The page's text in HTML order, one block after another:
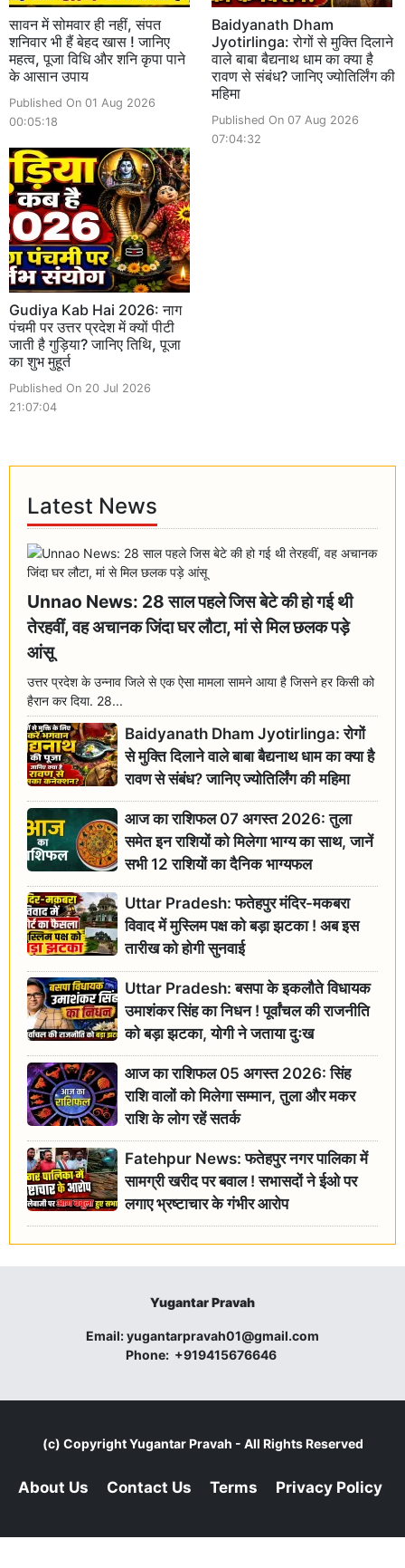
सावन में सोमवार ही नहीं, संपत
शनिवार भी हैं बेहद खास ! जानिए
महत्व, पूजा विधि और शनि कृपा पाने
के आसान उपाय
Published On 01 Aug 2026
00:05:18
Baidyanath Dham
Jyotirlinga: रोगों से मुक्ति दिलाने
वाले बाबा बैद्यनाथ धाम का क्या है
रावण से संबंध? जानिए ज्योतिर्लिंग की
महिमा
Published On 07 Aug 2026
07:04:32
Gudiya Kab Hai 2026: नाग
पंचमी पर उत्तर प्रदेश में क्यों पीटी
जाती है गुड़िया? जानिए तिथि, पूजा
का शुभ मुहूर्त
Published On 20 Jul 2026
21:07:04
Latest News
Unnao News: 28 साल पहले जिस बेटे की हो गई थी
तेरहवीं, वह अचानक जिंदा घर लौटा, मां से मिल छलक पड़े
आंसू
उत्तर प्रदेश के उन्नाव जिले से एक ऐसा मामला सामने आया है जिसने हर किसी को
हैरान कर दिया. 28...
Baidyanath Dham Jyotirlinga: रोगों
से मुक्ति दिलाने वाले बाबा बैद्यनाथ धाम का क्या है
रावण से संबंध? जानिए ज्योतिर्लिंग की महिमा
आज का राशिफल 07 अगस्त 2026: तुला
समेत इन राशियों को मिलेगा भाग्य का साथ, जानें
सभी 12 राशियों का दैनिक भाग्यफल
Uttar Pradesh: फतेहपुर मंदिर-मकबरा
विवाद में मुस्लिम पक्ष को बड़ा झटका ! अब इस
तारीख को होगी सुनवाई
Uttar Pradesh: बसपा के इकलौते विधायक
उमाशंकर सिंह का निधन ! पूर्वांचल की राजनीति
को बड़ा झटका, योगी ने जताया दुःख
आज का राशिफल 05 अगस्त 2026: सिंह
राशि वालों को मिलेगा सम्मान, तुला और मकर
राशि के लोग रहें सतर्क
Fatehpur News: फतेहपुर नगर पालिका में
सामग्री खरीद पर बवाल ! सभासदों ने ईओ पर
लगाए भ्रष्टाचार के गंभीर आरोप
Yugantar Pravah
Email:yugantarpravah01@gmail.com
Phone: +919415676646
(c) CopyrightYugantar Pravah - All Rights Reserved
About Us Contact Us Terms Privacy Policy